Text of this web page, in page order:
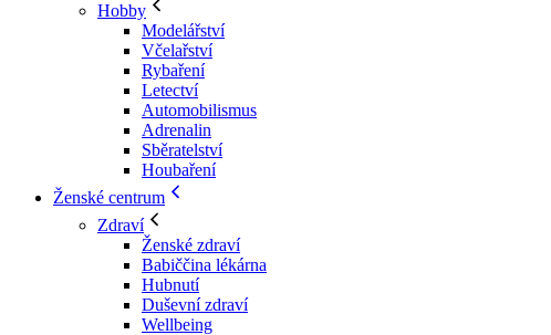
Hobby
Modelářství
Včelařství
Rybaření
Letectví
Automobilismus
Adrenalin
Sběratelství
Houbaření
Ženské centrum
Zdraví
Ženské zdraví
Babiččina lékárna
Hubnutí
Duševní zdraví
Wellbeing